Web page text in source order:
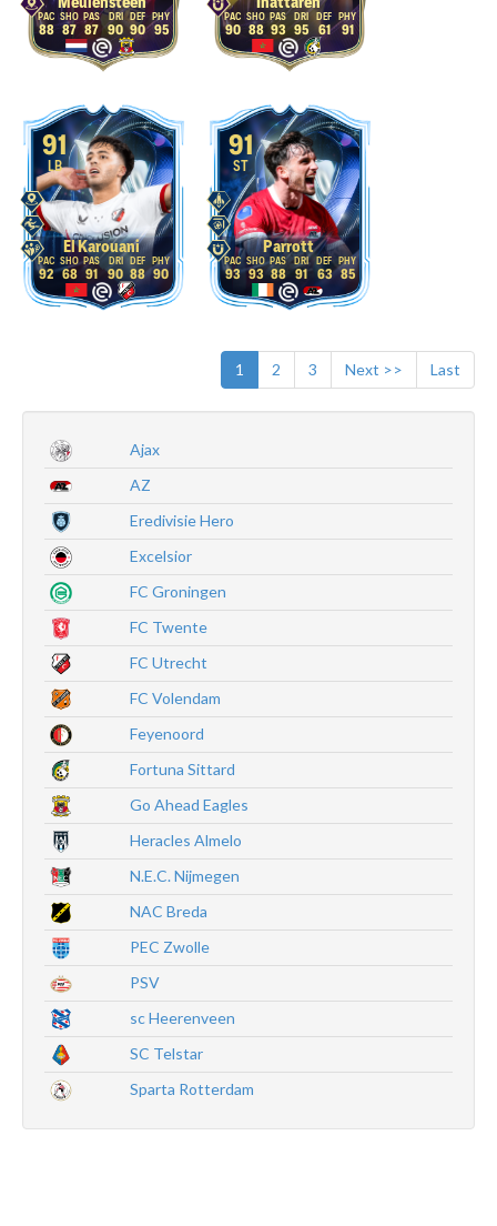
88 87 87 90 90 95 90 88 93 95 61 91
91
LB
El Karouani
92 68 91 90 88 90
91
ST
Parrott
93 93 88 91 63 85
1 2 3 Next >> Last
Ajax
AZ
Eredivisie Hero
Excelsior
FC Groningen
FC Twente
FC Utrecht
FC Volendam
Feyenoord
Fortuna Sittard
Go Ahead Eagles
Heracles Almelo
N.E.C. Nijmegen
NAC Breda
PEC Zwolle
PSV
sc Heerenveen
SC Telstar
Sparta Rotterdam